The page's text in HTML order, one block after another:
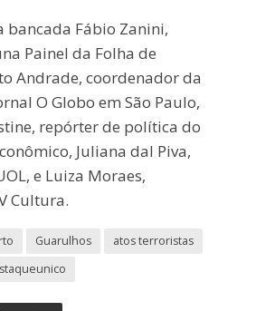
bancada Fábio Zanini,
Painel da Folha de
Andrade, coordenador da
O Globo em São Paulo,
repórter de política do
Juliana dal Piva,
e Luiza Moraes,
Cultura.
Guarulhos
atos terroristas